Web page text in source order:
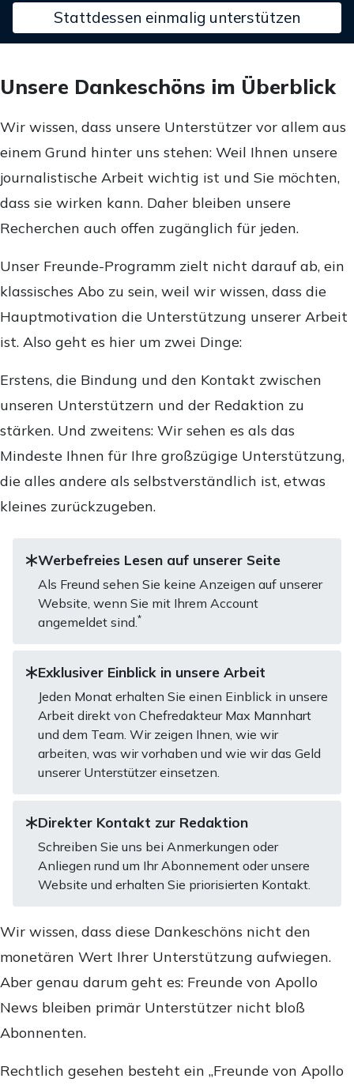
Stattdessen einmalig unterstützen
Unsere Dankeschöns im Überblick
Wir wissen, dass unsere Unterstützer vor allem aus
einem Grund hinter uns stehen: Weil Ihnen unsere
journalistische Arbeit wichtig ist und Sie möchten,
dass sie wirken kann. Daher bleiben unsere
Recherchen auch offen zugänglich für jeden.
Unser Freunde-Programm zielt nicht darauf ab, ein
klassisches Abo zu sein, weil wir wissen, dass die
Hauptmotivation die Unterstützung unserer Arbeit
ist. Also geht es hier um zwei Dinge:
Erstens, die Bindung und den Kontakt zwischen
unseren Unterstützern und der Redaktion zu
stärken. Und zweitens: Wir sehen es als das
Mindeste Ihnen für Ihre großzügige Unterstützung,
die alles andere als selbstverständlich ist, etwas
kleines zurückzugeben.
Werbefreies Lesen auf unserer Seite
Als Freund sehen Sie keine Anzeigen auf unserer
Website, wenn Sie mit Ihrem Account
angemeldet sind.*
Exklusiver Einblick in unsere Arbeit
Jeden Monat erhalten Sie einen Einblick in unsere
Arbeit direkt von Chefredakteur Max Mannhart
und dem Team. Wir zeigen Ihnen, wie wir
arbeiten, was wir vorhaben und wie wir das Geld
unserer Unterstützer einsetzen.
Direkter Kontakt zur Redaktion
Schreiben Sie uns bei Anmerkungen oder
Anliegen rund um Ihr Abonnement oder unsere
Website und erhalten Sie priorisierten Kontakt.
Wir wissen, dass diese Dankeschöns nicht den
monetären Wert Ihrer Unterstützung aufwiegen.
Aber genau darum geht es: Freunde von Apollo
News bleiben primär Unterstützer nicht bloß
Abonnenten.
Rechtlich gesehen besteht ein „Freunde von Apollo